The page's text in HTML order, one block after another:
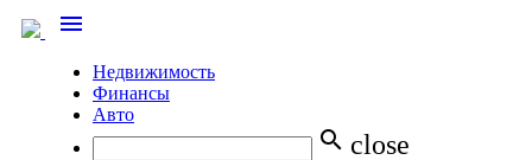
menu
Недвижимость
Финансы
Авто
search close